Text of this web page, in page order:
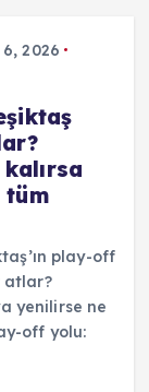
2026
tüm
play-off
atlar?
yenilirse ne
off yolu: